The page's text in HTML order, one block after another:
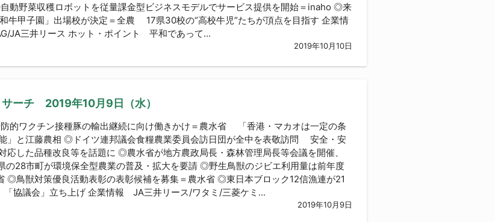
動野菜収穫ロボットを従量課金型ビジネスモデルでサービス提供を開始＝inaho ◎来
牛甲子園」出場校が決定＝全農 17県30校の“高校牛児”たちが頂点を目指す 企業情
JA三井リース ホット・ポイント 平和であって...
2019年10月10日
サーチ 2019年10月9日（水）
的ワクチン接種豚の輸出継続に向け働きかけ＝農水省 「香港・マカオは一定の条
」と江藤農相 ◎ドイツ連邦議会食糧農業委員会訪日団が全中を表敬訪問 安全・安
応した品種改良等を話題に ◎農水省が地方農政局長・森林管理局長等会議を開催、
28市町が環境保全型農業の普及・拡大を要請 ◎野生鳥獣のジビエ利用量は前年度
◎鳥獣対策優良活動表彰の表彰候補を募集＝農水省 ◎東日本ブロック12信漁連が21
「協議会」立ち上げ 企業情報 JA三井リース/ワタミ/三菱ケミ...
2019年10月9日